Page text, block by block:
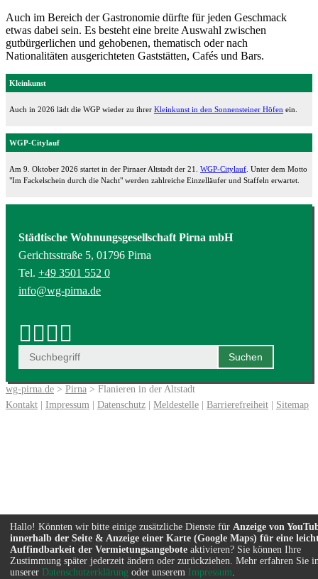
Auch im Bereich der Gastronomie dürfte für jeden Geschmack
etwas dabei sein. Es besteht eine breite Auswahl zwischen
gutbürgerlichen und gehobenen, thematisch oder nach
Nationalitäten ausgerichteten Gaststätten, Cafés und Bars.
Kleinkunst
Auch in 2026 lädt die WGP wieder zu ihrer Kleinkunst in den Sonnensteiner Höfen ein.
WGP-Citylauf
Am 9. Oktober 2026 startet in der Pirnaer Altstadt der 21. WGP-Citylauf . Unter dem Motto
"Im Fackelschein durch die Nacht" werden zahlreiche Einzelläufer und Staffeln erwartet.
Städtische Wohnungsgesellschaft Pirna mbH
Gerichtsstraße 5, 01796 Pirna
Tel. +49 3501 552 0
info@wg-pirna.de
wg-pirna.de > Pirna > Flanieren in der Altstadt
Kontakt | Impressum | Datenschutz | Meldestelle | Barrierefreiheit | Sitemap
Hallo! Könnten wir bitte einige zusätzliche Dienste für Anzeige von
innerhalb der Seite & Anzeige einer Karte (Google Maps) für eine
Auffindbarkeit der Vermietungsangebote aktivieren? Sie können Ihre
Zustimmung später jederzeit ändern oder zurückziehen. Mehr erfahren Sie
unserer Datenschutzerklärung oder unserem Impressum